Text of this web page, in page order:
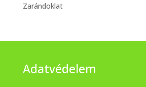
Zarándoklat
Adatvédelem